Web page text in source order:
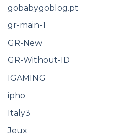
gobabygoblog.pt
gr-main-1
GR-New
GR-Without-ID
IGAMING
ipho
Italy3
Jeux